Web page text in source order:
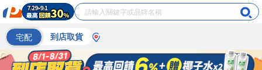
宅配 到店取貨